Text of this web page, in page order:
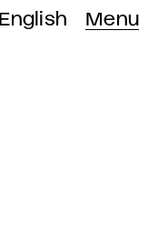
English Menu